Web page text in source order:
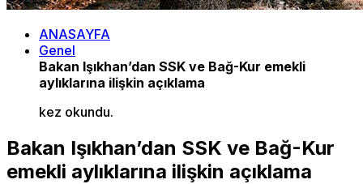
ANASAYFA
Genel
Bakan Işıkhan’dan SSK ve Bağ-Kur emekli
aylıklarına ilişkin açıklama
kez okundu.
Bakan Işıkhan’dan SSK ve Bağ-Kur
emekli aylıklarına ilişkin açıklama